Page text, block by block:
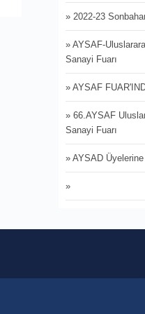
» 2022-23
» AYSAF-
Sanayi Fuarı
» AYSAF
» 66.AYSAF
Sanayi Fuarı
» AYSAD
»
Salıcı , Yönetim